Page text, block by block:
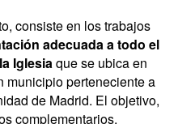
consiste en los trabajos
adecuada a todo el
Iglesia que se ubica en
municipio perteneciente a
de Madrid. El objetivo,
complementarios,